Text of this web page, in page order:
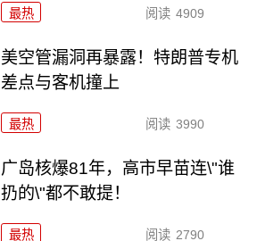
最热 阅读 4909
美空管漏洞再暴露！特朗普专机
差点与客机撞上
最热 阅读 3990
广岛核爆81年，高市早苗连\"谁
扔的\"都不敢提！
最热 阅读 2790